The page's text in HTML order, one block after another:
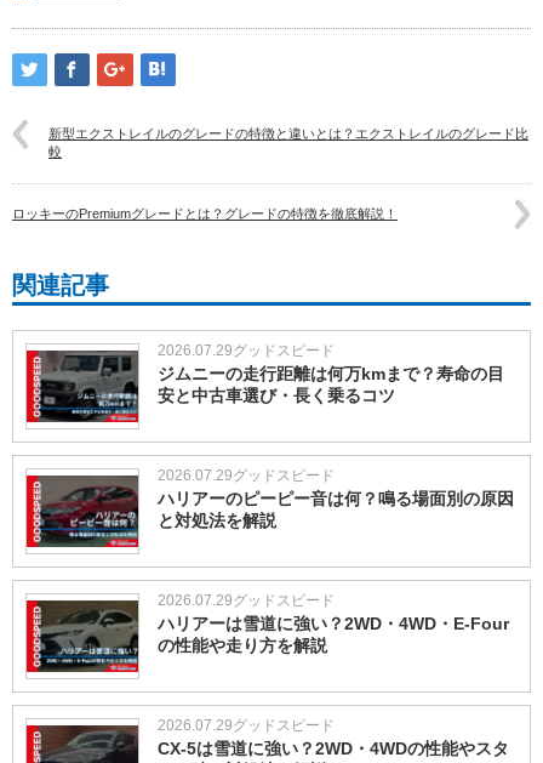
新型エクストレイルのグレードの特徴と違いとは？エクストレイルのグレード比
較
ロッキーのPremiumグレードとは？グレードの特徴を徹底解説！
関連記事
2026.07.29グッドスピード
ジムニーの走行距離は何万kmまで？寿命の目
安と中古車選び・長く乗るコツ
2026.07.29グッドスピード
ハリアーのピーピー音は何？鳴る場面別の原因
と対処法を解説
2026.07.29グッドスピード
ハリアーは雪道に強い？2WD・4WD・E-Four
の性能や走り方を解説
2026.07.29グッドスピード
CX-5は雪道に強い？2WD・4WDの性能やスタ